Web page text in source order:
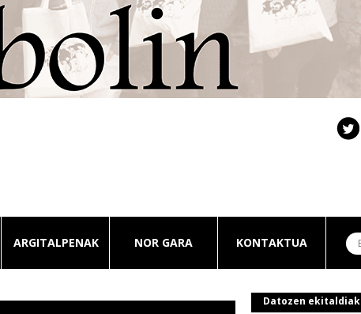
ARGITALPENAK NOR GARA KONTAKTUA
Datozen ekitaldiak